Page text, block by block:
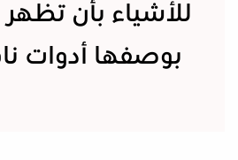
للأشياء بأن
بوصفها أدوات